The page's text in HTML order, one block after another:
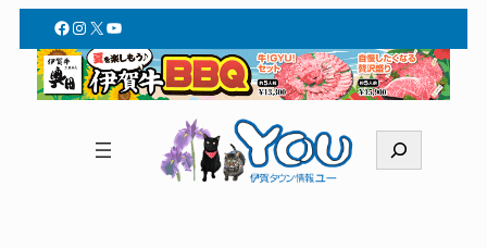
Facebook
Instagram
X YouTube
索